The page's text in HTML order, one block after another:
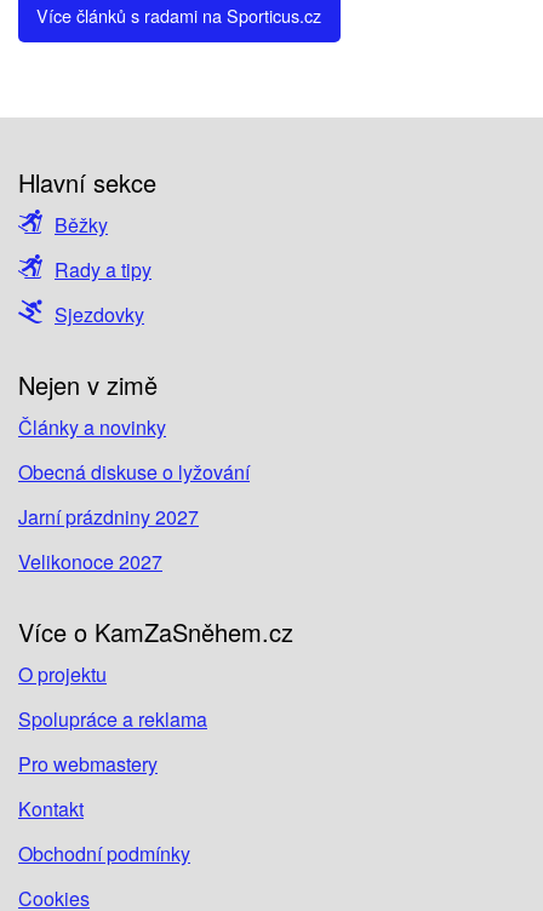
Více článků s radami na Sporticus.cz
Hlavní sekce
Běžky
Rady a tipy
Sjezdovky
Nejen v zimě
Články a novinky
Obecná diskuse o lyžování
Jarní prázdniny 2027
Velikonoce 2027
Více o KamZaSněhem.cz
O projektu
Spolupráce a reklama
Pro webmastery
Kontakt
Obchodní podmínky
Cookies